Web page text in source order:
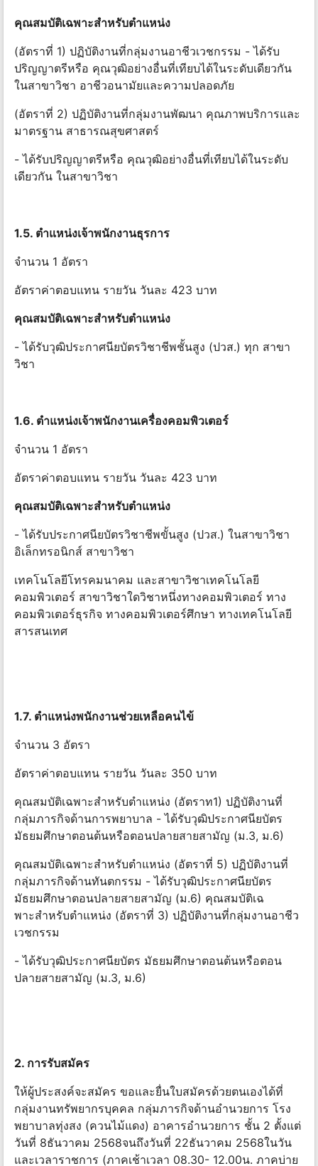
คุณสมบัติเฉพาะสําหรับตําแหน่ง
(อัตราที่ 1) ปฏิบัติงานที่กลุ่มงานอาชีวเวชกรรม - ได้รับ
ปริญญาตรีหรือ คุณวุฒิอย่างอื่นที่เทียบได้ในระดับเดียวกัน
ในสาขาวิชา อาชีวอนามัยและความปลอดภัย
(อัตราที่ 2) ปฏิบัติงานที่กลุ่มงานพัฒนา คุณภาพบริการและ
มาตรฐาน สาธารณสุขศาสตร์
- ได้รับปริญญาตรีหรือ คุณวุฒิอย่างอื่นที่เทียบได้ในระดับ
เดียวกัน ในสาขาวิชา
1.5. ตําแหน่งเจ้าพนักงานธุรการ
จํานวน 1 อัตรา
อัตราค่าตอบแทน รายวัน วันละ 423 บาท
คุณสมบัติเฉพาะสําหรับตําแหน่ง
- ได้รับวุฒิประกาศนียบัตรวิชาชีพชั้นสูง (ปวส.) ทุก สาขา
วิชา
1.6. ตําแหน่งเจ้าพนักงานเครื่องคอมพิวเตอร์
จำนวน 1 อัตรา
อัตราค่าตอบแทน รายวัน วันละ 423 บาท
คุณสมบัติเฉพาะสําหรับตําแหน่ง
- ได้รับประกาศนียบัตรวิชาชีพขั้นสูง (ปวส.) ในสาขาวิชา
อิเล็กทรอนิกส์ สาขาวิชา
เทคโนโลยีโทรคมนาคม และสาขาวิชาเทคโนโลยี
คอมพิวเตอร์ สาขาวิชาใดวิชาหนึ่งทางคอมพิวเตอร์ ทาง
คอมพิวเตอร์ธุรกิจ ทางคอมพิวเตอร์ศึกษา ทางเทคโนโลยี
สารสนเทศ
1.7. ตําแหน่งพนักงานช่วยเหลือคนไข้
จํานวน 3 อัตรา
อัตราค่าตอบแทน รายวัน วันละ 350 บาท
คุณสมบัติเฉพาะสําหรับตําแหน่ง (อัตราท1) ปฏิบัติงานที่
กลุ่มภารกิจด้านการพยาบาล - ได้รับวุฒิประกาศนียบัตร
มัธยมศึกษาตอนต้นหรือตอนปลายสายสามัญ (ม.3, ม.6)
คุณสมบัติเฉพาะสําหรับตําแหน่ง (อัตราที่ 5) ปฏิบัติงานที่
กลุ่มภารกิจด้านทันตกรรม - ได้รับวุฒิประกาศนียบัตร
มัธยมศึกษาตอนปลายสายสามัญ (ม.6) คุณสมบัติเฉ
พาะสําหรับตําแหน่ง (อัตราที่ 3) ปฏิบัติงานที่กลุ่มงานอาชีว
เวชกรรม
- ได้รับวุฒิประกาศนียบัตร มัธยมศึกษาตอนต้นหรือตอน
ปลายสายสามัญ (ม.3, ม.6)
2. การรับสมัคร
ให้ผู้ประสงค์จะสมัคร ขอและยื่นใบสมัครด้วยตนเองได้ที่
กลุ่มงานทรัพยากรบุคคล กลุ่มภารกิจด้านอํานวยการ โรง
พยาบาลทุ่งสง (ควนไม้แดง) อาคารอํานวยการ ชั้น 2 ตั้งแต่
วันที่ 8ธันวาคม 2568จนถึงวันที่ 22ธันวาคม 2568ในวัน
และเวลาราชการ (ภาคเช้าเวลา 08.30- 12.00น. ภาคบ่าย